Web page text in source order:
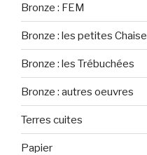
Bronze : FEM
Bronze : les petites
Bronze : les Trébuchées
Bronze : autres oeuvres
Terres cuites
Papier